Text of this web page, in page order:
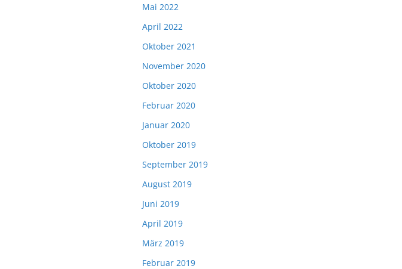
Mai 2022
April 2022
Oktober 2021
November 2020
Oktober 2020
Februar 2020
Januar 2020
Oktober 2019
September 2019
August 2019
Juni 2019
April 2019
März 2019
Februar 2019